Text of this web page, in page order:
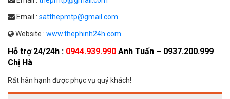
Email : satthepmtp@gmail.com
Website : www.thephinh24h.com
Hỗ trợ 24/24h : 0944.939.990 Anh Tuấn – 0937.200.999
Chị Hà
Rất hân hạnh được phục vụ quý khách!